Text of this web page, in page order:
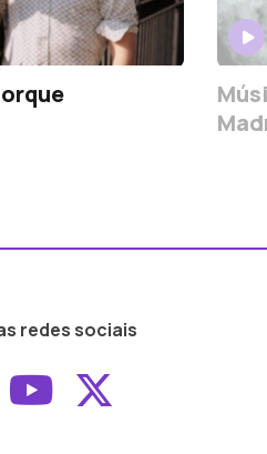
redes sociais
ao ao
Aceder ao